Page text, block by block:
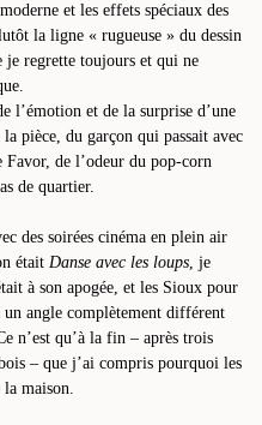
et les effets spéciaux des
la ligne « rugueuse » du dessin
je regrette toujours et qui ne
l’émotion et de la surprise d’une
pièce, du garçon qui passait avec
de l’odeur du pop-corn
de quartier.
des soirées cinéma en plein air
était Danse avec les loups, je
à son apogée, et les Sioux pour
un angle complètement différent
n’est qu’à la fin – après trois
– que j’ai compris pourquoi les
la maison.